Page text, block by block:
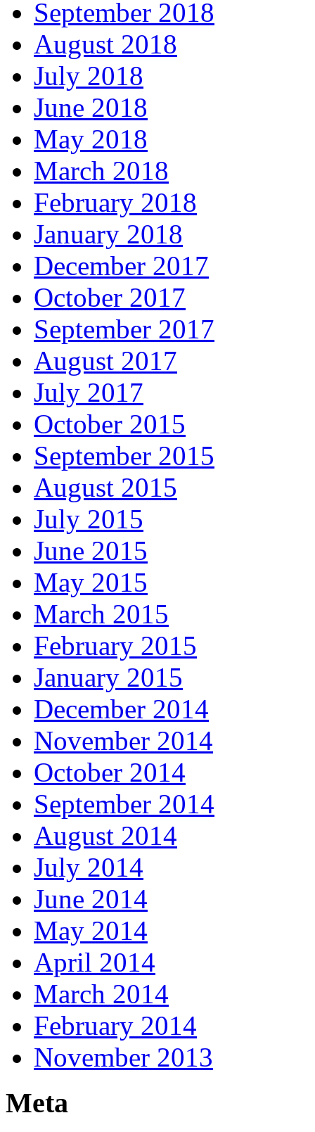
September 2018
August 2018
July 2018
June 2018
May 2018
March 2018
February 2018
January 2018
December 2017
October 2017
September 2017
August 2017
July 2017
October 2015
September 2015
August 2015
July 2015
June 2015
May 2015
March 2015
February 2015
January 2015
December 2014
November 2014
October 2014
September 2014
August 2014
July 2014
June 2014
May 2014
April 2014
March 2014
February 2014
November 2013
Meta